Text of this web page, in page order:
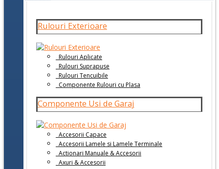
Rulouri Exterioare
Rulouri Aplicate
Rulouri Suprapuse
Rulouri Tencuibile
Componente Rulouri cu Plasa
Componente Usi de Garaj
Accesorii Capace
Accesorii Lamele si Lamele Terminale
Actionari Manuale & Accesorii
Axuri & Accesorii